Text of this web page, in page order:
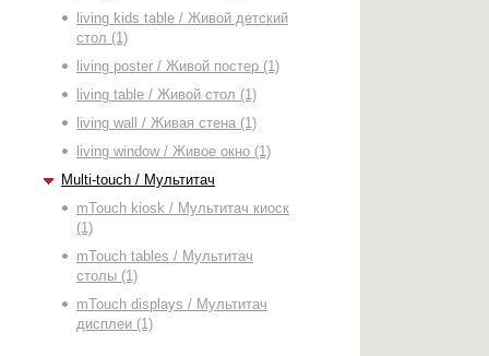
living kids table / Живой детский
стол (1)
living poster / Живой постер (1)
living table / Живой стол (1)
living wall / Живая стена (1)
living window / Живое окно (1)
Multi-touch / Мультитач
mTouch kiosk / Мультитач киоск
(1)
mTouch tables / Мультитач
столы (1)
mTouch displays / Мультитач
дисплеи (1)